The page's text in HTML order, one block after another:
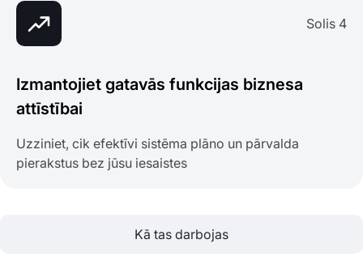
Solis 4
Izmantojiet gatavās funkcijas biznesa
attīstībai
Uzziniet, cik efektīvi sistēma plāno un pārvalda
pierakstus bez jūsu iesaistes
Kā tas darbojas